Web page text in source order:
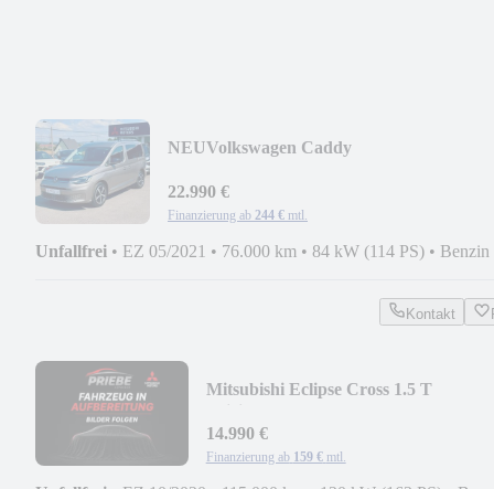
NEUVolkswagen Caddy
22.990 €
Finanzierung ab 244 € mtl.
Unfallfrei • EZ 05/2021 • 76.000 km • 84 kW (114 PS) • Benzin
Kontakt
Mitsubishi Eclipse Cross 1.5 T
14.990 €
Finanzierung ab 159 € mtl.